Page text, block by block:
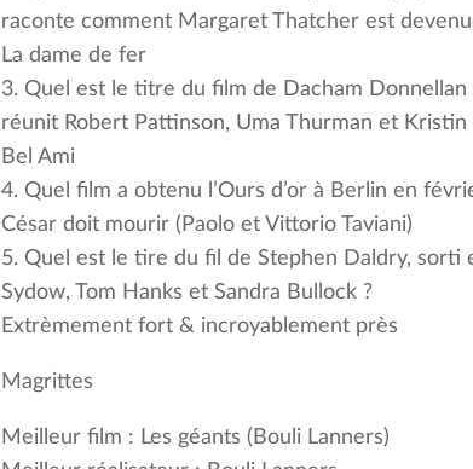
raconte comment Margaret Thatcher est
La dame de fer
3. Quel est le titre du film de Dacham
réunit Robert Pattinson, Uma Thurman et Kristin
Bel Ami
4. Quel film a obtenu l’Ours d’or à Berlin en
César doit mourir (Paolo et Vittorio Taviani)
5. Quel est le tire du fil de Stephen Daldry, sorti
Sydow, Tom Hanks et Sandra Bullock ?
Extrèmement fort & incroyablement près
Magrittes
Meilleur film : Les géants (Bouli Lanners)